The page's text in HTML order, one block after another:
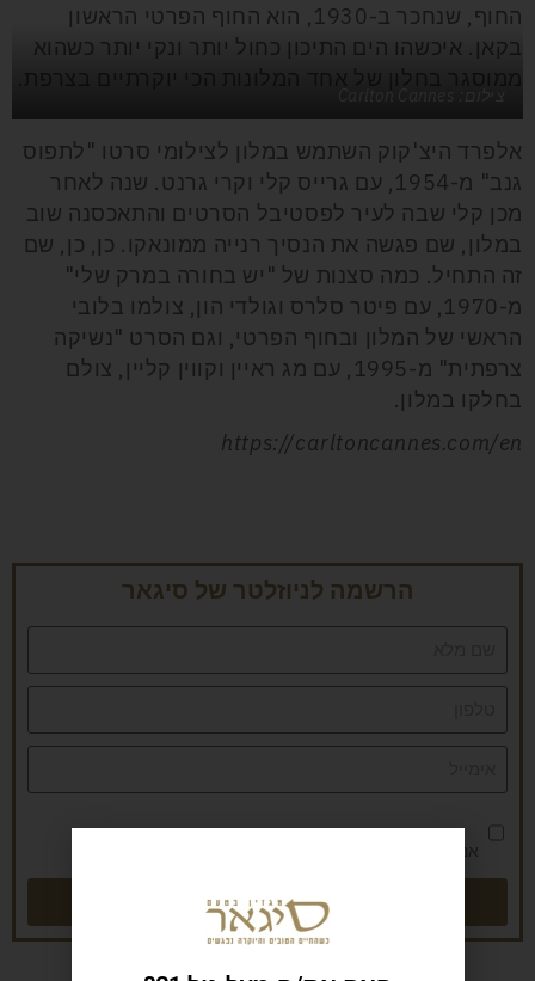
החוף, שנחכר ב-1930, הוא החוף הפרטי הראשון
בקאן. איכשהו הים התיכון כחול יותר ונקי יותר כשהוא
אלפרד היצ'קוק השתמש במלון לצילומי סרטו "לתפוס
גנב" מ-1954, עם גרייס קלי וקרי גרנט. שנה לאחר
מכן קלי שבה לעיר לפסטיבל הסרטים והתאכסנה שוב
במלון, שם פגשה את הנסיך רנייה ממונאקו. כן, כן, שם
זה התחיל. כמה סצנות של "יש בחורה במרק שלי"
מ-1970, עם פיטר סלרס וגולדי הון, צולמו בלובי
הראשי של המלון ובחוף הפרטי, וגם הסרט "נשיקה
צרפתית" מ-1995, עם מג ראיין וקווין קליין, צולם
בחלקו במלון.
https://carltoncannes.com/en
הרשמה לניוזלטר של סיגאר
אני מאשר/ת את
שליחה